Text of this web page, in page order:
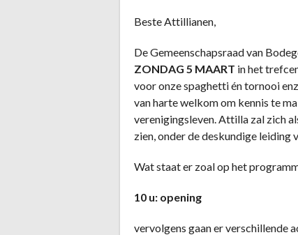
Beste Attillianen,
De Gemeenschapsraad van
ZONDAG 5 MAART in het
voor onze spaghetti én tornooi
van harte welkom om kennis te
verenigingsleven. Attilla zal zich
zien, onder de deskundige leiding
Wat staat er zoal op het
10 u: opening
vervolgens gaan er verschillende